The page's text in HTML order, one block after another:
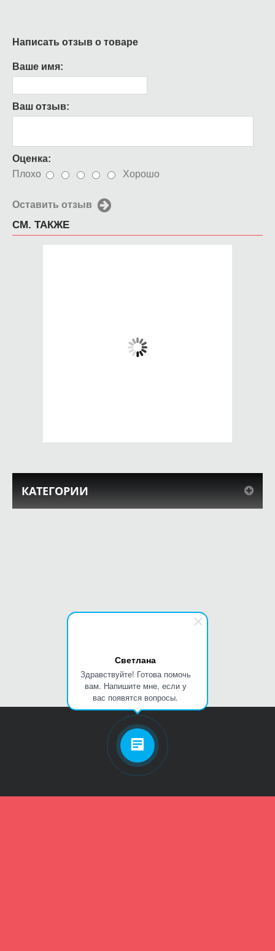
Светлана
Здравствуйте! Готова помочь
вам. Напишите мне, если у
вас появятся вопросы.
Написать отзыв о товаре
Ваше имя:
Ваш отзыв:
Оценка:
Плохо
Хорошо
Оставить отзыв
СМ. ТАКЖЕ
КАТЕГОРИИ